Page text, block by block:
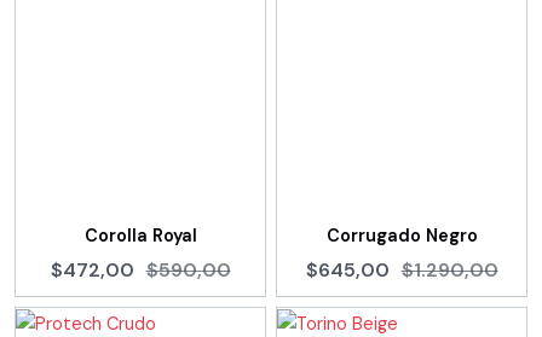
Corolla Royal
$472,00 $590,00
Corrugado Negro
$645,00 $1.290,00